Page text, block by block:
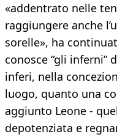
«addentrato nelle
raggiungere anche
sorelle», ha
conosce “gli inferni”
inferi, nella
luogo, quanto una
aggiunto Leone -
depotenziata e